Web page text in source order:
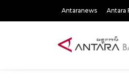
Antaranews Antara